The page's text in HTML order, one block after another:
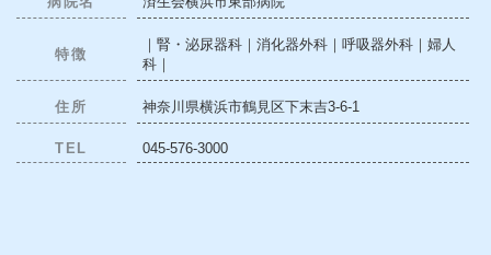
特徴
｜腎・泌尿器科｜消化器外科｜呼吸器外科｜婦人
科｜
住所 神奈川県横浜市鶴見区下末吉3-6-1
TEL 045-576-3000